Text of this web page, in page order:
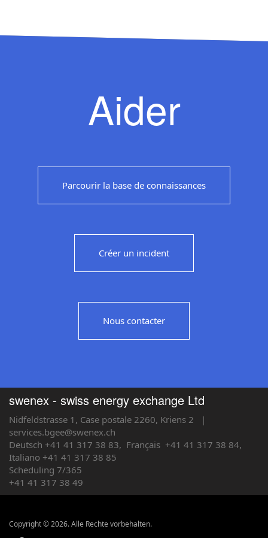
Aider
Parcourir la base de connaissances
Créer un incident
Nous contacter
swenex - swiss energy exchange Ltd
Nidfeldstrasse 1, Case postale 2260, Kriens 2
|
services.bgee@swenex.ch
Deutsch +41 41 317 38 83, Français +41 41 317 38 84,
Italiano +41 41 317 38 85
Scheduling 7/365
+41 41 317 38 49
Copyright © 2026. Alle Rechte vorbehalten.